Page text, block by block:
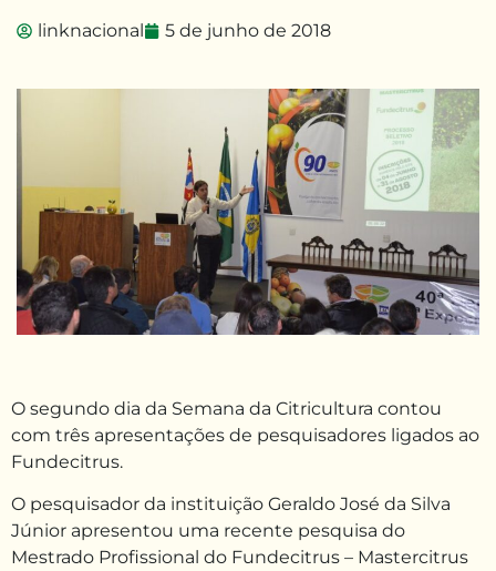
linknacional 5 de junho de 2018
O segundo dia da Semana da Citricultura contou
com três apresentações de pesquisadores ligados ao
Fundecitrus.
O pesquisador da instituição Geraldo José da Silva
Júnior apresentou uma recente pesquisa do
Mestrado Profissional do Fundecitrus – Mastercitrus